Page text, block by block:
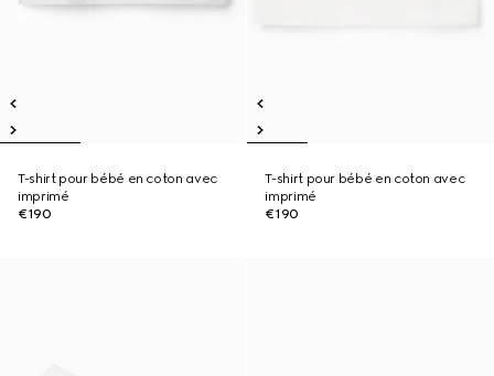
T-shirt pour bébé en coton avec
imprimé
€190
T-shirt pour bébé en coton avec
imprimé
€190